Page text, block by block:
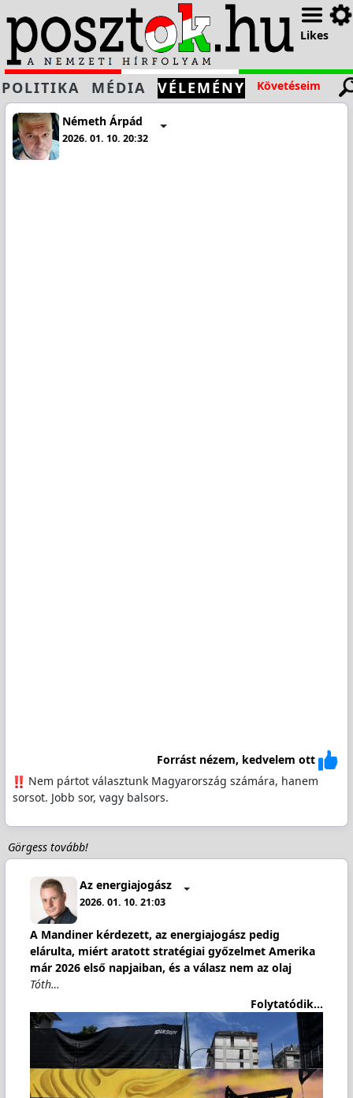
Likes
POLITIKA MÉDIA VÉLEMÉNY Követéseim
Németh Árpád
2026. 01. 10. 20:32
Forrást nézem, kedvelem ott
️ Nem pártot választunk Magyarország számára, hanem
sorsot. Jobb sor, vagy balsors.
Görgess tovább!
Az energiajogász
2026. 01. 10. 21:03
A Mandiner kérdezett, az energiajogász pedig
elárulta, miért aratott stratégiai győzelmet Amerika
már 2026 első napjaiban, és a válasz nem az olaj
Tóth…
Folytatódik...